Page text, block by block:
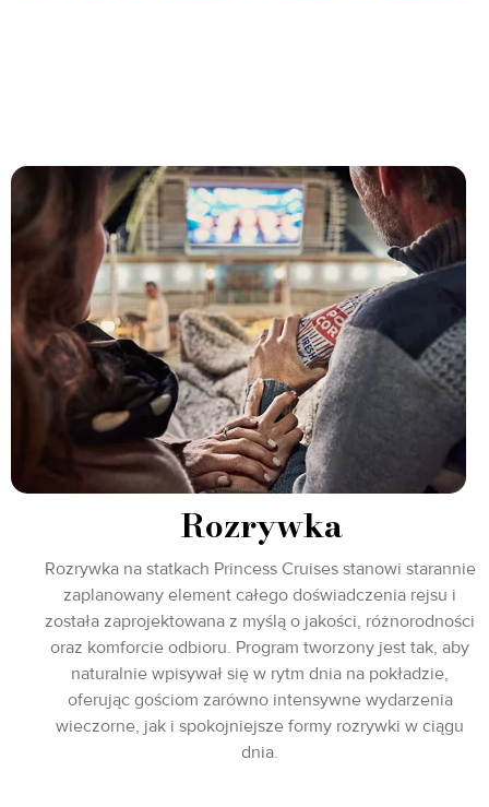
Rozrywka
Rozrywka na statkach Princess Cruises stanowi starannie
zaplanowany element całego doświadczenia rejsu i
została zaprojektowana z myślą o jakości, różnorodności
oraz komforcie odbioru. Program tworzony jest tak, aby
naturalnie wpisywał się w rytm dnia na pokładzie,
oferując gościom zarówno intensywne wydarzenia
wieczorne, jak i spokojniejsze formy rozrywki w ciągu
dnia.